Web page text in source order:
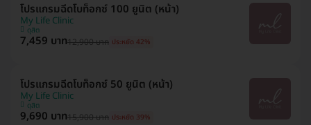
โปรแกรมฉีดโบท็อกซ์ 100 ยูนิต (หน้า)
My Life Clinic
ดุสิต
7,459 บาท12,900 บาท ประหยัด 42%
โปรแกรมฉีดโบท็อกซ์ 50 ยูนิต (หน้า)
My Life Clinic
ดุสิต
9,690 บาท15,900 บาท ประหยัด 39%